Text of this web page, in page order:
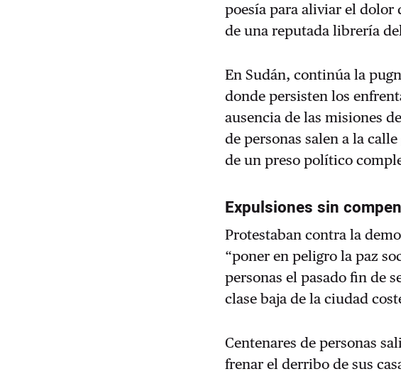
poesía para aliviar el dolor
de una reputada librería
En Sudán, continúa la
donde persisten los
ausencia de las misiones
de personas salen a la
de un preso político
Expulsiones sin
Protestaban contra la
“poner en peligro la paz
personas el pasado fin de
clase baja de la ciudad
Centenares de personas
frenar el derribo de sus